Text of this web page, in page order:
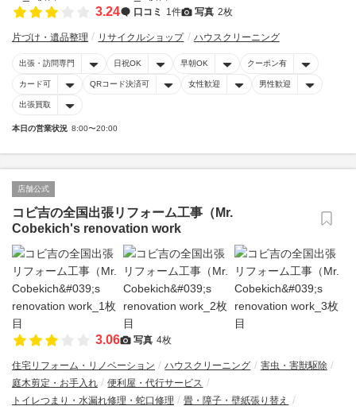
3.24 口コミ 1件 写真 2枚
片づけ・遺品整理 リサイクルショップ ハウスクリーニング
出張・訪問専門 日祝OK 早朝OK クーポン有
カード可 QRコード決済可 女性歓迎 男性歓迎
出張買取
本日の営業状況 8:00〜20:00
店舗公式
コビ吉の全国出張リフォーム工事（Mr.
Cobekich's renovation work
3.06 写真 4枚
住宅リフォーム・リノベーション ハウスクリーニング
害虫・害獣駆除
庭木剪定・お手入れ
便利屋・代行サービス
トイレつまり・水漏れ修理・蛇口修理
畳・障子・壁紙張り替え